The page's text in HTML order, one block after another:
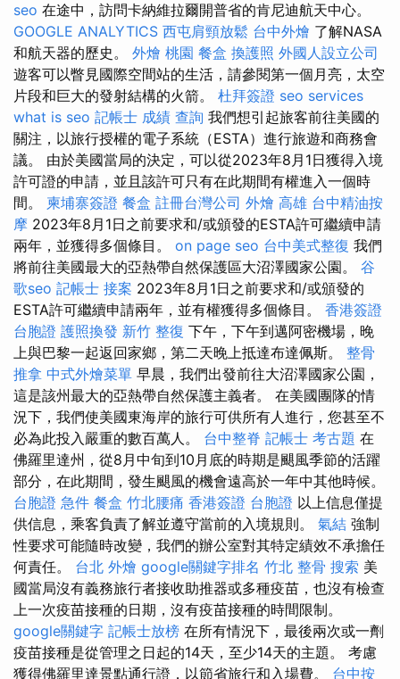
seo 在途中，訪問卡納維拉爾開普省的肯尼迪航天中心。
GOOGLE ANALYTICS 西屯肩頸放鬆 台中外燴 了解NASA
和航天器的歷史。 外燴 桃園 餐盒 換護照 外國人設立公司
遊客可以瞥見國際空間站的生活，請參閱第一個月亮，太空
片段和巨大的發射結構的火箭。 杜拜簽證 seo services
what is seo 記帳士 成績 查詢 我們想引起旅客前往美國的
關注，以旅行授權的電子系統（ESTA）進行旅遊和商務會
議。 由於美國當局的決定，可以從2023年8月1日獲得入境
許可證的申請，並且該許可只有在此期間有權進入一個時
間。 柬埔寨簽證 餐盒 註冊台灣公司 外燴 高雄 台中精油按
摩 2023年8月1日之前要求和/或頒發的ESTA許可繼續申請
兩年，並獲得多個條目。 on page seo 台中美式整復 我們
將前往美國最大的亞熱帶自然保護區大沼澤國家公園。 谷
歌seo 記帳士 接案 2023年8月1日之前要求和/或頒發的
ESTA許可繼續申請兩年，並有權獲得多個條目。 香港簽證
台胞證 護照換發 新竹 整復 下午，下午到邁阿密機場，晚
上與巴黎一起返回家鄉，第二天晚上抵達布達佩斯。 整骨
推拿 中式外燴菜單 早晨，我們出發前往大沼澤國家公園，
這是該州最大的亞熱帶自然保護主義者。 在美國團隊的情
況下，我們使美國東海岸的旅行可供所有人進行，您甚至不
必為此投入嚴重的數百萬人。 台中整脊 記帳士 考古題 在
佛羅里達州，從8月中旬到10月底的時期是颶風季節的活躍
部分，在此期間，發生颶風的機會遠高於一年中其他時候。
台胞證 急件 餐盒 竹北腰痛 香港簽證 台胞證 以上信息僅提
供信息，乘客負責了解並遵守當前的入境規則。 氣結 強制
性要求可能隨時改變，我們的辦公室對其特定績效不承擔任
何責任。 台北 外燴 google關鍵字排名 竹北 整骨 搜索 美
國當局沒有義務旅行者接收助推器或多種疫苗，也沒有檢查
上一次疫苗接種的日期，沒有疫苗接種的時間限制。
google關鍵字 記帳士放榜 在所有情況下，最後兩次或一劑
疫苗接種是從管理之日起的14天，至少14天的主題。 考慮
獲得佛羅里達景點通行證，以節省旅行和入場費。 台中按